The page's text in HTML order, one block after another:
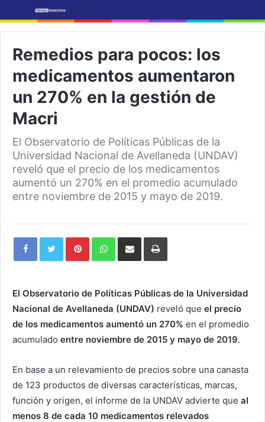
Remedios para pocos: los
medicamentos aumentaron
un 270% en la gestión de
Macri
El Observatorio de Políticas Públicas de la
Universidad Nacional de Avellaneda (UNDAV)
reveló que el precio de los medicamentos
aumentó un 270% en el promedio acumulado
entre noviembre de 2015 y mayo de 2019.
PinterestWhatsAppShare
Email
Print
El Observatorio de Políticas Públicas de la Universidad
Nacional de Avellaneda (UNDAV) reveló que el precio
de los medicamentos aumentó un 270% en el promedio
acumulado entre noviembre de 2015 y mayo de 2019.
En base a un relevamiento de precios sobre una canasta
de 123 productos de diversas características, marcas,
función y origen, el informe de la UNDAV advierte que al
menos 8 de cada 10 medicamentos relevados